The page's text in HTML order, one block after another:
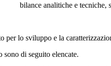
bilance analitiche e tecniche,
per lo sviluppo e la
di seguito elencate.